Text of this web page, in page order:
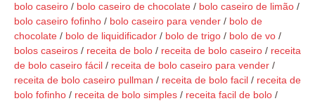
bolo caseiro / bolo caseiro de chocolate / bolo caseiro de limão /
bolo caseiro fofinho / bolo caseiro para vender / bolo de
chocolate / bolo de liquidificador / bolo de trigo / bolo de vo /
bolos caseiros / receita de bolo / receita de bolo caseiro / receita
de bolo caseiro fácil / receita de bolo caseiro para vender /
receita de bolo caseiro pullman / receita de bolo facil / receita de
bolo fofinho / receita de bolo simples / receita facil de bolo /